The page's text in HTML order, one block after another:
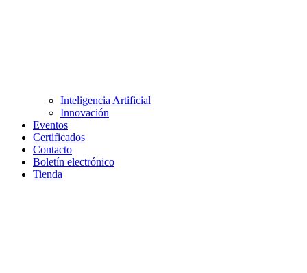
Inteligencia Artificial
Innovación
Eventos
Certificados
Contacto
Boletín electrónico
Tienda